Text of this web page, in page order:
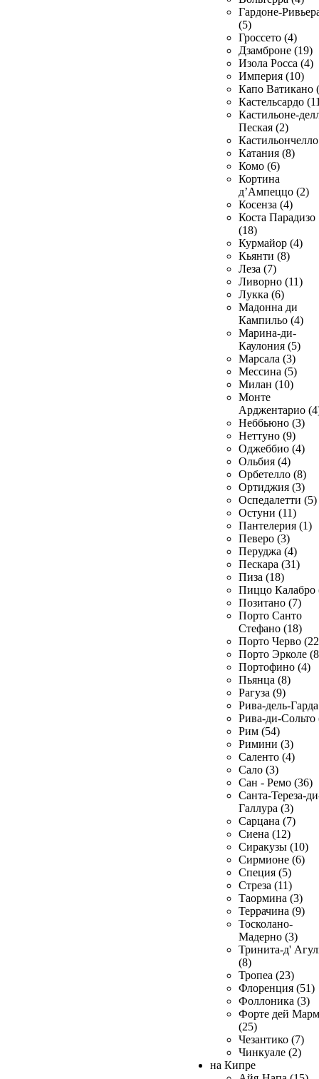
Гардоне-
(5)
Гроссето (4)
Дзамброне (19)
Изола Росса (4)
Империя (10)
Капо Ватикано
Кастельсардо
Кастильоне-
Пеская (2)
Катания (8)
Комо (6)
Кортина
д’Ампеццо (2)
Косенза (4)
Коста Парадизо
(18)
Курмайор (4)
Кьянти (8)
Леза (7)
Ливорно (11)
Лукка (6)
Мадонна ди
Кампильо (4)
Марина-ди-
Каулония (5)
Марсала (3)
Мессина (5)
Милан (10)
Монте
Арджентарио
Неббьюно (3)
Неттуно (9)
Оджеббио (4)
Ольбия (4)
Орбетелло (8)
Ортиджия (3)
Оспедалетти (5)
Остуни (11)
Пантелерия (1)
Певеро (3)
Перуджа (4)
Пескара (31)
Пиза (18)
Пиццо Калабро
Позитано (7)
Порто Санто
Стефано (18)
Порто Черво
Порто Эрколе
Портофино (4)
Пьянца (8)
Рагуза (9)
Рива-дель-
Рива-ди-Сольто
Рим (54)
Римини (3)
Саленто (4)
Сало (3)
Сан - Ремо (36)
Санта-Тереза-
Галлура (3)
Сарцана (7)
Сиена (12)
Сиракузы (10)
Сирмионе (6)
Специя (5)
Стреза (11)
Таормина (3)
Террачина (9)
Тосколано-
Мадерно (3)
Тринита-д'
(8)
Тропеа (23)
Флоренция (51)
Фоллоника (3)
Форте дей
(25)
Чезантико (7)
Чинкуале (2)
на Кипре